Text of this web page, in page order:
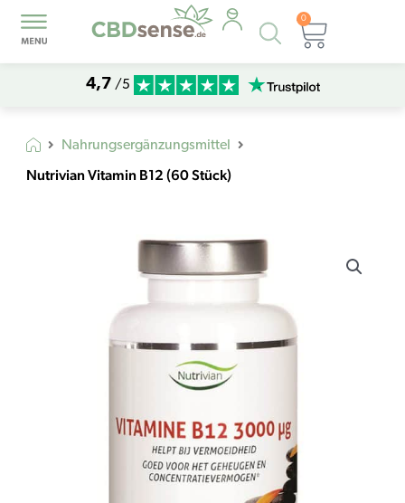
Products
search
0
4,7 /5
Nahrungsergänzungsmittel
Nutrivian Vitamin B12 (60 Stück)